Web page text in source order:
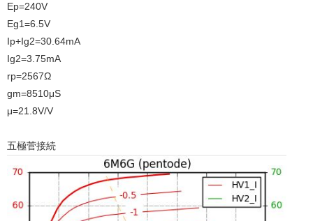
Ep=240V
Eg1=6.5V
Ip+Ig2=30.64mA
Ig2=3.75mA
rp=2567Ω
gm=8510μS
μ=21.8V/V
五極菅接続